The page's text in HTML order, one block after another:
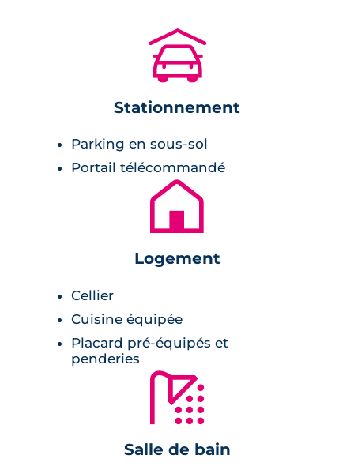
universités, campus, ainsi que les complexes
scientifiques aux alentours.
Description de la résidence
Ce programme immobilier neuf à Montaudran
et de petits collectifs avec loggias ou terrasses
de bois au cœur d’espaces verts semés de
Les villas possèdent en plus de leur jardin, un
orientées est-ouest.
Appartement ou maison, chaque logement
est pensé pour une luminosité maximale ainsi
qu’un confort de rangement et de vie accru.
Les logements affichent un DPE B, un
isolement assuré par une chape isophonique
🚗
Stationnement
Parking en sous-sol
Portail télécommandé
🏚
Logement
Cellier
Cuisine équipée
Placard pré-équipés et
penderies
🚿
Salle de bain